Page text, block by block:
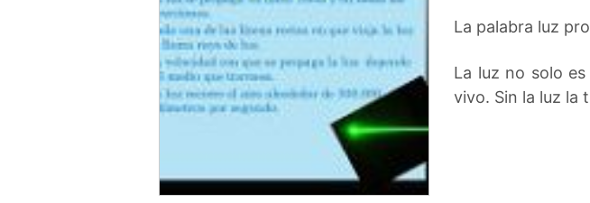
La palabra luz
La luz no solo
vivo. Sin la luz la